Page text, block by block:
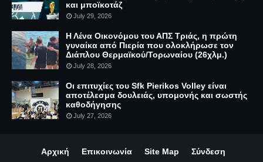
και μποϊκοτάζ
July 29, 2026
Η Λένα Οικονόμου του ΑΠΣ Τριάς, η πρώτη
γυναίκα από Πιερία που ολοκλήρωσε τον
Διάπλου Θερμαϊκού/Τορωναίου (26χλμ.)
July 28, 2026
Οι επιτυχίες του Sfk Pierikos Volley είναι
αποτέλεσμα δουλειάς, υπομονής και σωστής
καθοδήγησης
July 27, 2026
Αρχική Επικοινωνία Site Map Σύνδεση